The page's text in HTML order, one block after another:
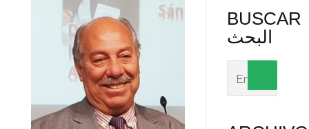
BUSCAR
البحث